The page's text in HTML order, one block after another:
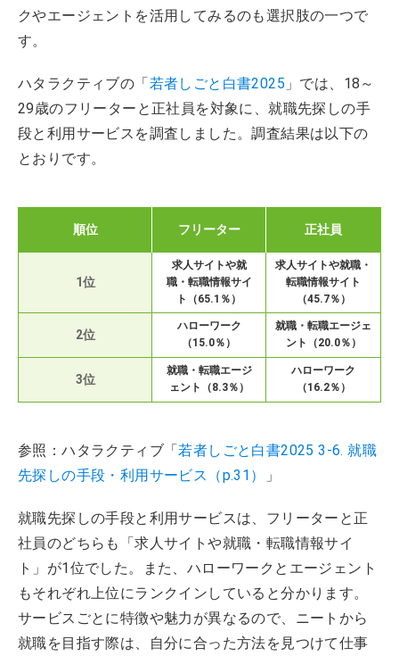
クやエージェントを活用してみるのも選択肢の一つで
す。
ハタラクティブの「若者しごと白書2025 」では、18～
29歳のフリーターと正社員を対象に、就職先探しの手
段と利用サービスを調査しました。調査結果は以下の
とおりです。
順位 フリーター 正社員
1位
求人サイトや就
職・転職情報サイ
ト（65.1％）
求人サイトや就職・
転職情報サイト
（45.7％）
2位
ハローワーク
（15.0％）
就職・転職エージェ
ント（20.0％）
3位
就職・転職エージ
ェント（8.3％）
ハローワーク
（16.2％）
参照：ハタラクティブ「若者しごと白書2025 3-6. 就職
先探しの手段・利用サービス（p.31）
」
就職先探しの手段と利用サービスは、フリーターと正
社員のどちらも「求人サイトや就職・転職情報サイ
ト」が1位でした。また、ハローワークとエージェント
もそれぞれ上位にランクインしていると分かります。
サービスごとに特徴や魅力が異なるので、ニートから
就職を目指す際は、自分に合った方法を見つけて仕事